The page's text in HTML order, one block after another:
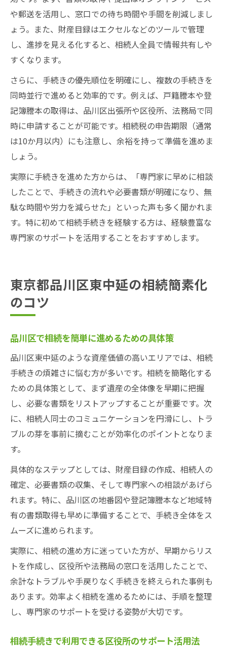
や郵送を活用し、窓口での待ち時間や手間を削減しまし
ょう。また、財産目録はエクセルなどのツールで管理
し、進捗を見える化すると、相続人全員で情報共有しや
すくなります。
さらに、手続きの優先順位を明確にし、複数の手続きを
同時並行で進めると効率的です。例えば、戸籍謄本や登
記簿謄本の取得は、品川区出張所や区役所、法務局で同
時に申請することが可能です。相続税の申告期限（通常
は10か月以内）にも注意し、余裕を持って準備を進めま
しょう。
実際に手続きを進めた方からは、「専門家に早めに相談
したことで、手続きの流れや必要書類が明確になり、無
駄な時間や労力を減らせた」といった声も多く聞かれま
す。特に初めて相続手続きを経験する方は、経験豊富な
専門家のサポートを活用することをおすすめします。
東京都品川区東中延の相続簡素化
のコツ
品川区で相続を簡単に進めるための具体策
品川区東中延のような資産価値の高いエリアでは、相続
手続きの煩雑さに悩む方が多いです。相続を簡略化する
ための具体策として、まず遺産の全体像を早期に把握
し、必要な書類をリストアップすることが重要です。次
に、相続人同士のコミュニケーションを円滑にし、トラ
ブルの芽を事前に摘むことが効率化のポイントとなりま
す。
具体的なステップとしては、財産目録の作成、相続人の
確定、必要書類の収集、そして専門家への相談があげら
れます。特に、品川区の地番図や登記簿謄本など地域特
有の書類取得も早めに準備することで、手続き全体をス
ムーズに進められます。
実際に、相続の進め方に迷っていた方が、早期からリス
トを作成し、区役所や法務局の窓口を活用したことで、
余計なトラブルや手戻りなく手続きを終えられた事例も
あります。効率よく相続を進めるためには、手順を整理
し、専門家のサポートを受ける姿勢が大切です。
相続手続きで利用できる区役所のサポート活用法